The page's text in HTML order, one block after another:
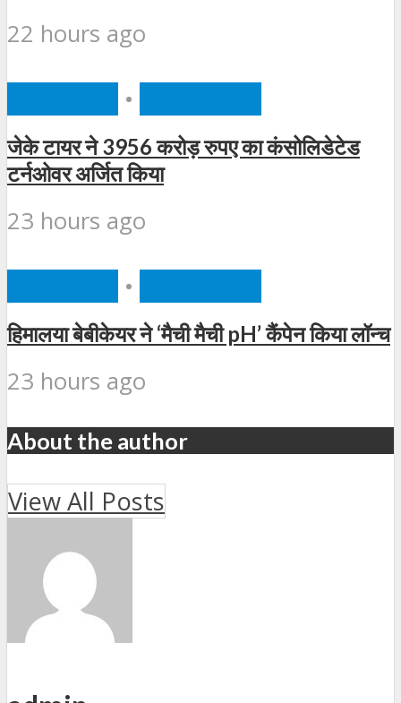
22 hours ago
•
जेके टायर ने 3956 करोड़ रुपए का कंसोलिडेटेड
टर्नओवर अर्जित किया
23 hours ago
•
हिमालया बेबीकेयर ने ‘मैची मैची pH’ कैंपेन किया लॉन्च
23 hours ago
About the author
View All Posts